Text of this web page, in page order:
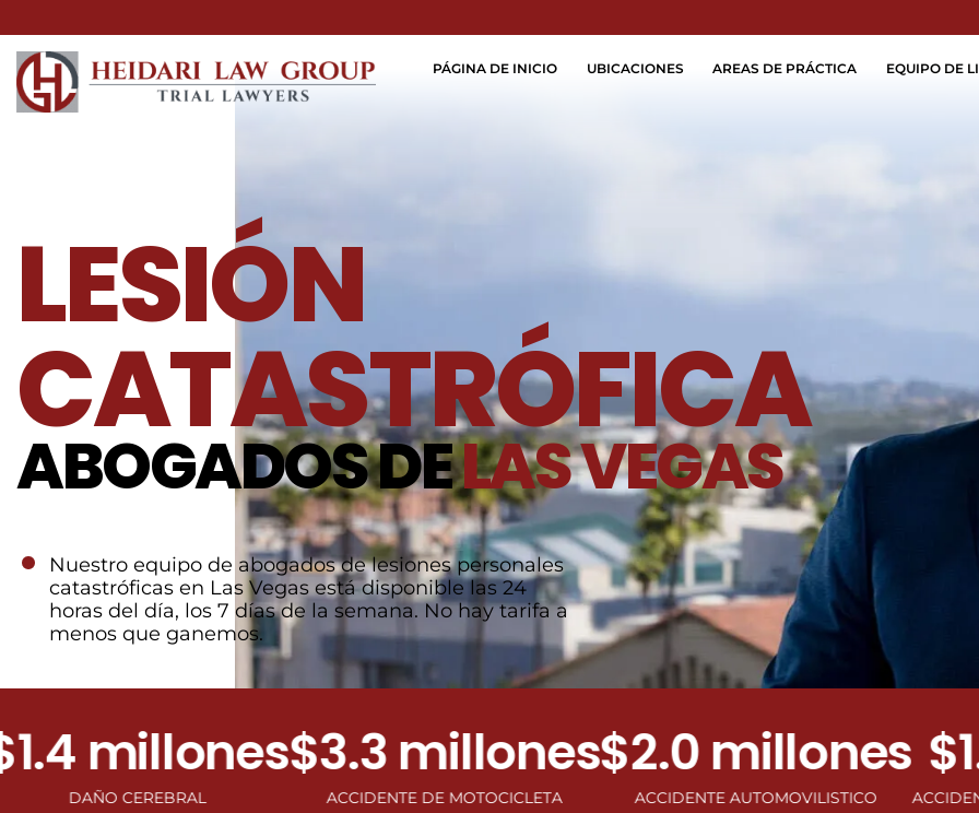
PÁGINA DE INICIO UBICACIONES AREAS DE PRÁCTICA EQUIPO DE
LESIÓN
CATASTRÓFICA
ABOGADOS DELAS VEGAS
Nuestro equipo de abogados de lesiones personales
catastróficas en Las Vegas está disponible las 24
horas del día, los 7 días de la semana. No hay tarifa a
menos que ganemos.
millones
CEREBRAL
$3.3 millones
ACCIDENTE DE MOTOCICLETA
$2.0 millones
ACCIDENTE AUTOMOVILISTICO
$1.0
ACCIDENTE DE